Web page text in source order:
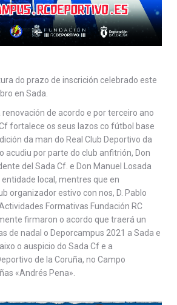
do prazo de inscrición celebrado este
en Sada.
de acordo e por terceiro ano
fortalece os seus lazos co fútbol base
da man do Real Club Deportivo da
acudiu por parte do club anfitrión, Don
del Sada Cf. e Don Manuel Losada
local, mentres que en
organizador estivo con nos, D. Pablo
Formativas Fundación RC
firmaron o acordo que traerá un
de nadal o Deporcampus 2021 a Sada e
o auspicio do Sada Cf e a
de la Coruña, no Campo
«Andrés Pena».